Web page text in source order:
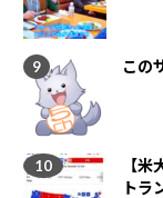
この
【
トラ